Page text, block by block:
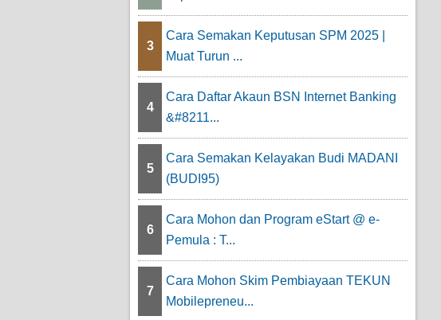
3
Cara Semakan Keputusan SPM 2025 |
Muat Turun ...
4
Cara Daftar Akaun BSN Internet Banking
&#8211...
5
Cara Semakan Kelayakan Budi MADANI
(BUDI95)
6
Cara Mohon dan Program eStart @ e-
Pemula : T...
7
Cara Mohon Skim Pembiayaan TEKUN
Mobilepreneu...